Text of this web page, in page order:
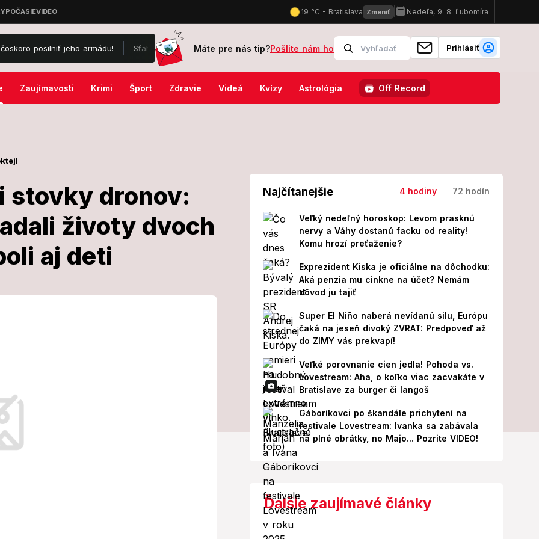
jeho armádu! Sťahovanie do zahraničia?! Maroš Kramár porovnal Slovensko s Českom: U nás je špina a zima, u nich...
Máte pre nás tip?Pošlite nám ho Prihlásiť
Zaujímavosti Krimi Šport Zdravie Videá Kvízy Astrológia Off Record
stovky dronov:
životy dvoch
aj deti
lietali stovky
útoky si
boli aj deti
Najčítanejšie 4 hodiny 72 hodín
Veľký nedeľný horoskop: Levom prasknú
nervy a Váhy dostanú facku od reality!
Komu hrozí preťaženie?
Exprezident Kiska je oficiálne na dôchodku:
Aká penzia mu cinkne na účet? Nemám
dôvod ju tajiť
Super El Niño naberá nevídanú silu, Európu
čaká na jeseň divoký ZVRAT: Predpoveď až
do ZIMY vás prekvapí!
Veľké porovnanie cien jedla! Pohoda vs.
Lovestream: Aha, o koľko viac zacvakáte v
Bratislave za burger či langoš
Gáboríkovci po škandále prichytení na
festivale Lovestream: Ivanka sa zabávala
na plné obrátky, no Majo... Pozrite VIDEO!
Ďalšie zaujímavé články